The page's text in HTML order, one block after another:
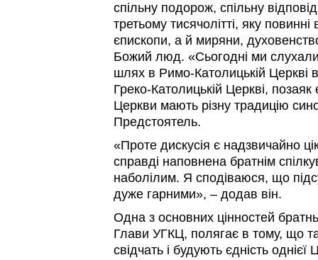
спільну подорож, спільну
третьому тисячолітті, яку повинні
єпископи, а й миряни,
Божий люд. «Сьогодні ми
шлях в Римо-Католицькій Церкві в
Греко-Католицькій Церкві,
Церкви мають різну традицію
Предстоятель.
«Проте дискусія є надзвичайно
справді наповнена братнім
наболілим. Я сподіваюся, що
дуже гарними», – додав він.
Одна з основних цінностей
Глави УГКЦ, полягає в тому, що
свідчать і будують єдність однієї